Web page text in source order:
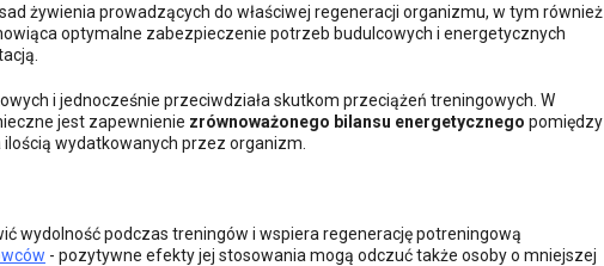
żywienia prowadzących do właściwej regeneracji organizmu, w tym również
optymalne zabezpieczenie potrzeb budulcowych i energetycznych
i jednocześnie przeciwdziała skutkom przeciążeń treningowych. W
jest zapewnienie zrównoważonego bilansu energetycznego pomiędzy
wydatkowanych przez organizm.
wydolność podczas treningów i wspiera regenerację potreningową
- pozytywne efekty jej stosowania mogą odczuć także osoby o mniejszej